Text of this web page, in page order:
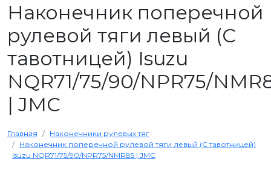
Наконечник поперечной
рулевой тяги левый (С
тавотницей) Isuzu
NQR71/75/90/NPR75/
| JMC
Главная
Наконечники рулевых тяг
Наконечник поперечной рулевой тяги левый (С тавотницей)
Isuzu NQR71/75/90/NPR75/NMR85 | JMC